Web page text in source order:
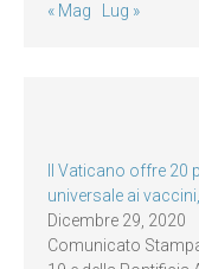
« Mag Lug »
Il Vaticano offre
universale ai
Dicembre 29, 2020
Comunicato